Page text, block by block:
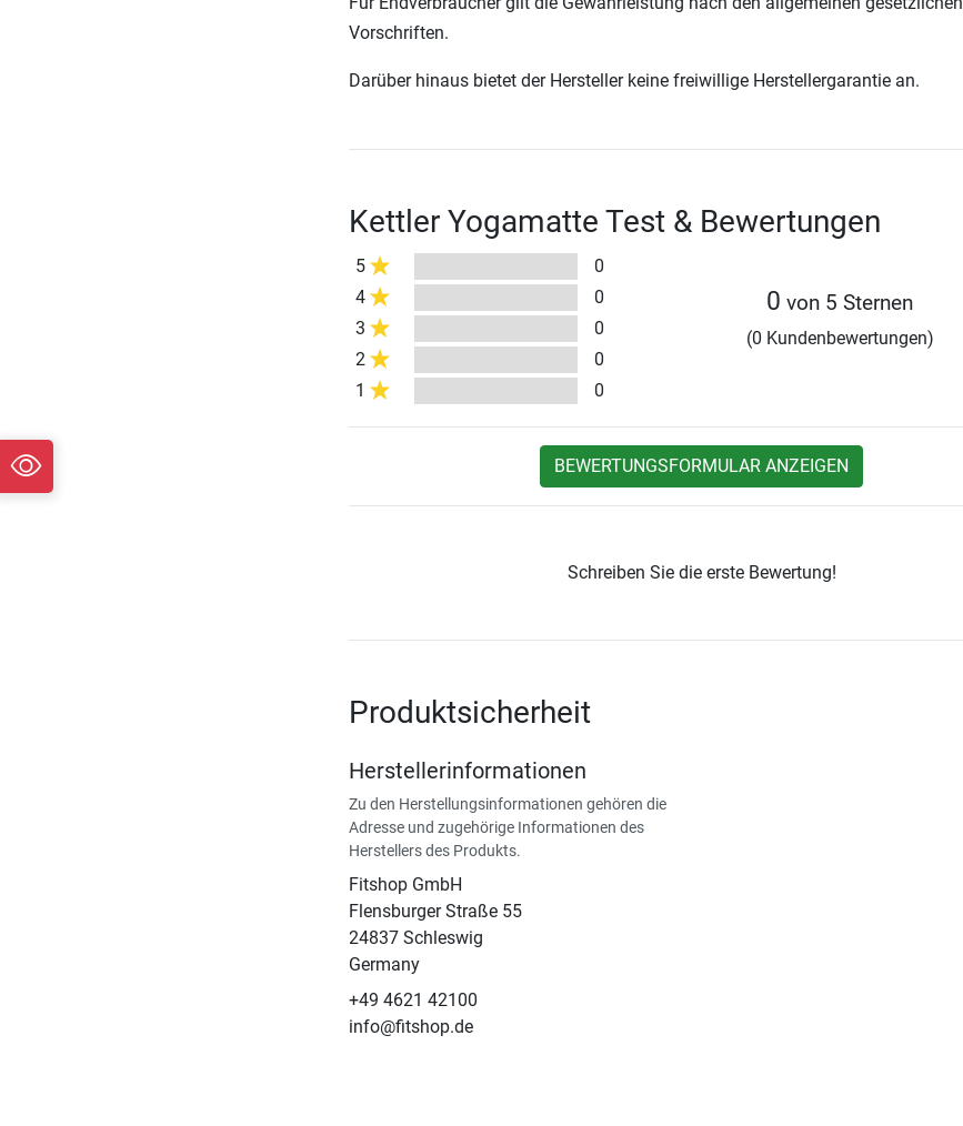
Vorschriften.
Darüber hinaus bietet der Hersteller keine freiwillige Herstellergarantie an.
Kettler Yogamatte Test & Bewertungen
5
0
4
0
3
0
2
0
1
0
0 von 5 Sternen
(0 Kundenbewertungen)
BEWERTUNGSFORMULAR ANZEIGEN
Schreiben Sie die erste Bewertung!
Produktsicherheit
Herstellerinformationen
Zu den Herstellungsinformationen gehören die
Adresse und zugehörige Informationen des
Herstellers des Produkts.
Fitshop GmbH
Flensburger Straße 55
24837 Schleswig
Germany
+49 4621 42100
info@fitshop.de